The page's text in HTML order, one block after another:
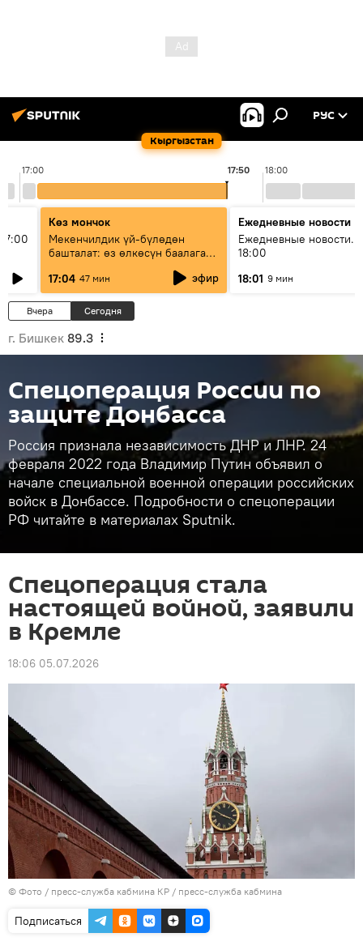
Кыргызстан
РУС
17:00 18:00
17:50
Көз мончок
Мекенчилдик үй-бүлөдөн
башталат: өз өлкөсүн баалаган
муунду кантип тарбиялоо
керек?
17:04 47 мин эфир
Ежедневные новости
Ежедневные новости.
18:00
18:01 9 мин
Вчера Сегодня
г. Бишкек 89.3
Спецоперация России по
защите Донбасса
Россия признала независимость ДНР и ЛНР. 24
февраля 2022 года Владимир Путин объявил о
начале специальной военной операции российских
войск в Донбассе. Подробности о спецоперации
РФ читайте в материалах Sputnik.
Спецоперация стала
настоящей войной, заявили
в Кремле
18:06 05.07.2026
© Фото / пресс-служба кабмина КР / пресс-служба кабмина
Подписаться